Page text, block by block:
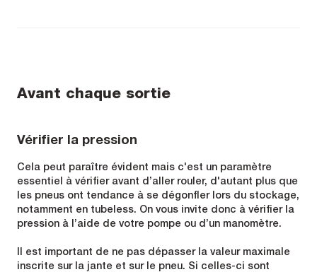
Avant chaque sortie
Vérifier la pression
Cela peut paraître évident mais c'est un paramètre
essentiel à vérifier avant d’aller rouler, d'autant plus que
les pneus ont tendance à se dégonfler lors du stockage,
notamment en tubeless. On vous invite donc à vérifier la
pression à l’aide de votre pompe ou d’un manomètre.
Il est important de ne pas dépasser la valeur maximale
inscrite sur la jante et sur le pneu. Si celles-ci sont